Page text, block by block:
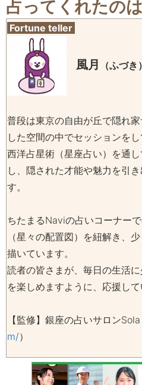
占ってくれたの
Fortune teller
風月 （ふづき）
普段は東京の自由が丘で隠れ
した空間の中でセッションをし
西洋占星術（星座占い）を通
し、隠された才能や魅力を引
す。
ちたまるNaviの占いコーナー
（星々の配置図）を紐解き、
描いています。
読者の皆さまが、毎日の生活
を楽しめますように、応援して
【監修】銀座の占いサロンSola
m/）